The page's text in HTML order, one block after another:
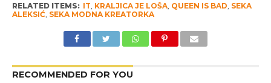
RELATED ITEMS: IT KRALJICA JE LOŠA, QUEEN IS BAD SEKA
ALEKSIĆ, SEKA MODNA KREATORKA
RECOMMENDED FOR YOU